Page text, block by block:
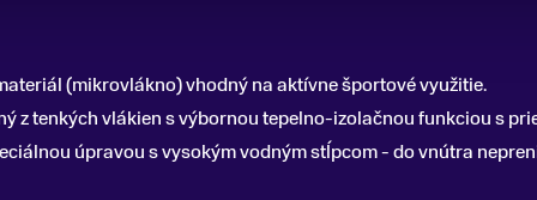
(mikrovlákno) vhodný na aktívne športové využitie.
z tenkých vlákien s výbornou tepelno-izolačnou funkciou s
úpravou s vysokým vodným stĺpcom - do vnútra